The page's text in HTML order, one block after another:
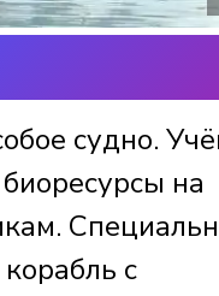
судно.
на
с